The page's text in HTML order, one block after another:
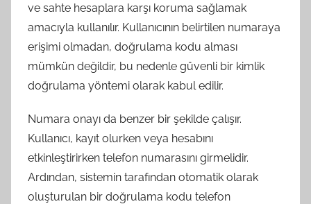
ve sahte hesaplara karşı koruma sağlamak
amacıyla kullanılır. Kullanıcının belirtilen numaraya
erişimi olmadan, doğrulama kodu alması
mümkün değildir, bu nedenle güvenli bir kimlik
doğrulama yöntemi olarak kabul edilir.
Numara onayı da benzer bir şekilde çalışır.
Kullanıcı, kayıt olurken veya hesabını
etkinleştirirken telefon numarasını girmelidir.
Ardından, sistemin tarafından otomatik olarak
oluşturulan bir doğrulama kodu telefon